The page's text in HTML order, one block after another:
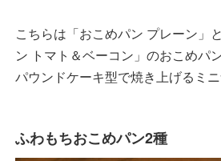
こちらは「おこめパン プレーン」
ン トマト＆ベーコン」のおこめパ
パウンドケーキ型で焼き上げるミニ
ふわもちおこめパン2種